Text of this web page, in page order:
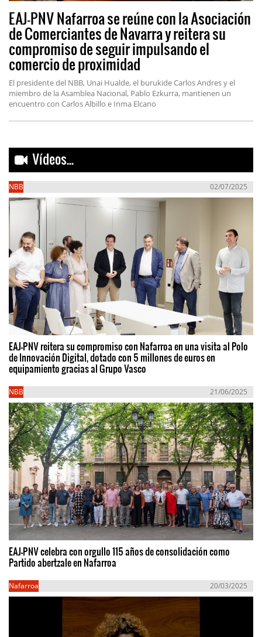
EAJ-PNV Nafarroa se reúne con la Asociación
de Comerciantes de Navarra y reitera su
compromiso de seguir impulsando el
comercio de proximidad
El presidente del NBB, Unai Hualde, el burukide Carlos Andres y el
miembro de la Asamblea Nacional, Pablo Ezkurra, mantienen un
encuentro con Carlos Albillo e Inma Elcano
Vídeos...
NBB 02/07/2025
EAJ-PNV reitera su compromiso con Nafarroa en una visita al Polo
de Innovación Digital, dotado con 5 millones de euros en
equipamiento gracias al Grupo Vasco
NBB 21/06/2025
EAJ-PNV celebra con orgullo 115 años de consolidación como
Partido abertzale en Nafarroa
Nafarroa 20/03/2025